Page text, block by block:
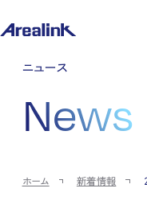
企業情報
企業理念
会社概要
コーポレートガバナ
ストレージ事業
パートナー制度
土地権利整備事業
IR情報
IRカレンダー
IRポリシー
ニュース
ニュース
News
ホーム 新着情報